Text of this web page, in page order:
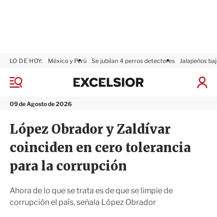
M
n
09 de Agosto de 2026
LO DE HOY: México y Perú Se jubilan 4 perros detectores Jalapeños
I
x
s
i
r
López Obrador y Zaldívar
coinciden en cero tolerancia
para la corrupción
Ahora de lo que se trata es de que se limpie de
corrupción el país, señala López Obrador